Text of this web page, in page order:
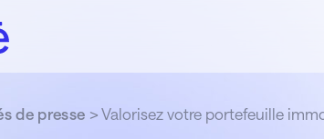
de presse > Valorisez votre portefeuille